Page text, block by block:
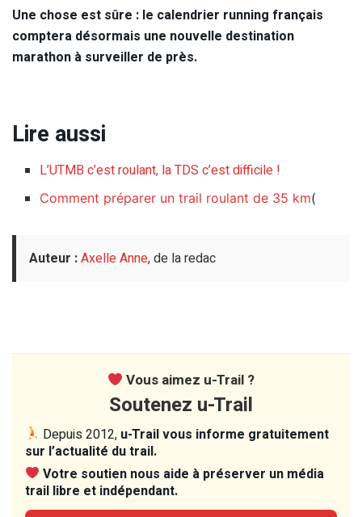
Une chose est sûre : le calendrier running français
comptera désormais une nouvelle destination
marathon à surveiller de près.
Lire aussi
L’UTMB c’est roulant, la TDS c’est difficile !
Comment préparer un trail roulant de 35 km(
Auteur :Axelle Anne, de la redac
Vous aimez u-Trail ?
Soutenez u-Trail
Depuis 2012, u-Trail vous informe gratuitement
sur l’actualité du trail.
Votre soutien nous aide à préserver un média
trail libre et indépendant.